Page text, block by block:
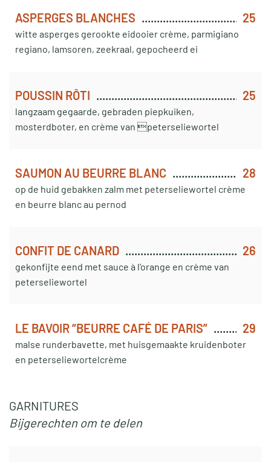
ASPERGES BLANCHES 25
witte asperges gerookte eidooier crème, parmigiano
regiano, lamsoren, zeekraal, gepocheerd ei
POUSSIN RÔTI 25
langzaam gegaarde, gebraden piepkuiken,
mosterdboter, en crème van peterseliewortel
SAUMON AU BEURRE BLANC 28
op de huid gebakken zalm met peterseliewortel crème
en beurre blanc au pernod
CONFIT DE CANARD 26
gekonfijte eend met sauce à l’orange en crème van
peterseliewortel
LE BAVOIR “BEURRE CAFÉ DE PARIS” 29
malse runderbavette, met huisgemaakte kruidenboter
en peterseliewortelcrème
GARNITURES
Bijgerechten om te delen